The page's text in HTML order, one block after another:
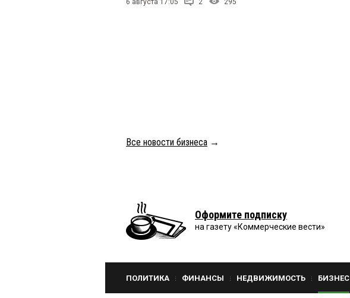
6 августа 17:05 2 295
Все новости бизнеса →
Оформите подписку
на газету «Коммерческие вести»
ПОЛИТИКА ФИНАНСЫ НЕДВИЖИМОСТЬ БИЗНЕС